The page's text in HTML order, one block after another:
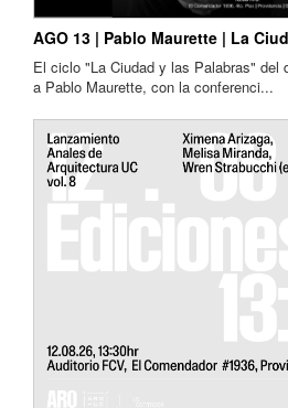
AGO 13 | Pablo Maurette | La
El ciclo "La Ciudad y las Palabras" del
a Pablo Maurette, con la conferenci...